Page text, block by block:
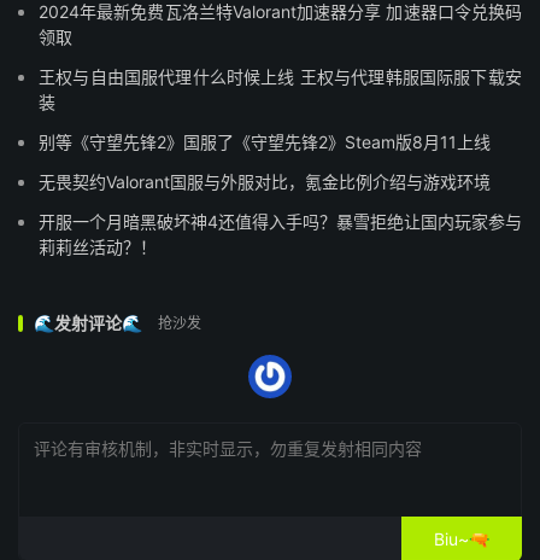
2024年最新免费瓦洛兰特Valorant加速器分享 加速器口令兑换码
领取
王权与自由国服代理什么时候上线 王权与代理韩服国际服下载安
装
别等《守望先锋2》国服了《守望先锋2》Steam版8月11上线
无畏契约Valorant国服与外服对比，氪金比例介绍与游戏环境
开服一个月暗黑破坏神4还值得入手吗？暴雪拒绝让国内玩家参与
莉莉丝活动？！
🌊发射评论🌊 抢沙发
Biu~🔫